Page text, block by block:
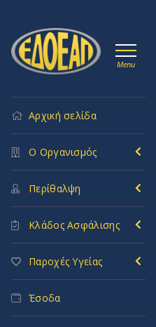
Menu
Αρχική σελίδα
Ο Οργανισμός
Περίθαλψη
Κλάδος Ασφάλισης
Παροχές Υγείας
Έσοδα